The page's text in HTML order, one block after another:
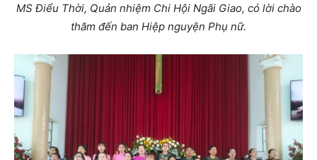
MS Điểu Thời, Quản nhiệm Chi Hội Ngãi Giao, có lời chào
thăm đến ban Hiệp nguyện Phụ nữ.